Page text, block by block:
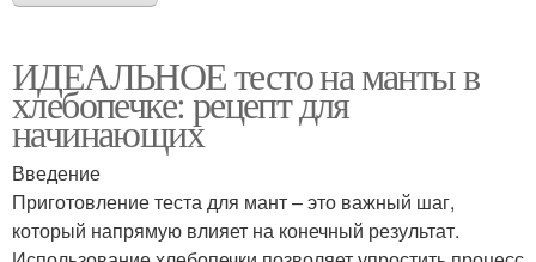
ИДЕАЛЬНОЕ тесто на манты в
хлебопечке: рецепт для
начинающих
Введение
Приготовление теста для мант – это важный шаг,
который напрямую влияет на конечный результат.